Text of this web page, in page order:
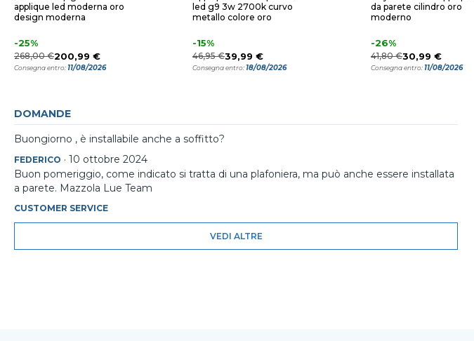
applique led moderna oro
design moderna
-25%
268,00 €200,99 €
Consegna entro:11/08/2026
led g9 3w 2700k curvo
metallo colore oro
-15%
46,95 €39,99 €
Consegna entro:18/08/2026
da parete cilindro oro
moderno
-26%
41,80 €30,99 €
Consegna entro:11/08/2026
DOMANDE
Buongiorno , è installabile anche a soffitto?
FEDERICO · 10 ottobre 2024
Buon pomeriggio, come indicato si tratta di una plafoniera, ma può anche essere installata
a parete. Mazzola Lue Team
CUSTOMER SERVICE
VEDI ALTRE